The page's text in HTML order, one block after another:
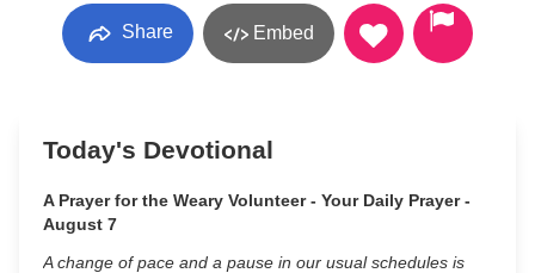
Share Embed
Today's Devotional
A Prayer for the Weary Volunteer - Your Daily Prayer -
August 7
A change of pace and a pause in our usual schedules is